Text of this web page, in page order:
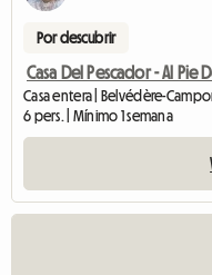
Por descubrir
Casa Del Pescador - Al Pie
Casa entera | Belvédère-
6 pers. | Mínimo 1 semana